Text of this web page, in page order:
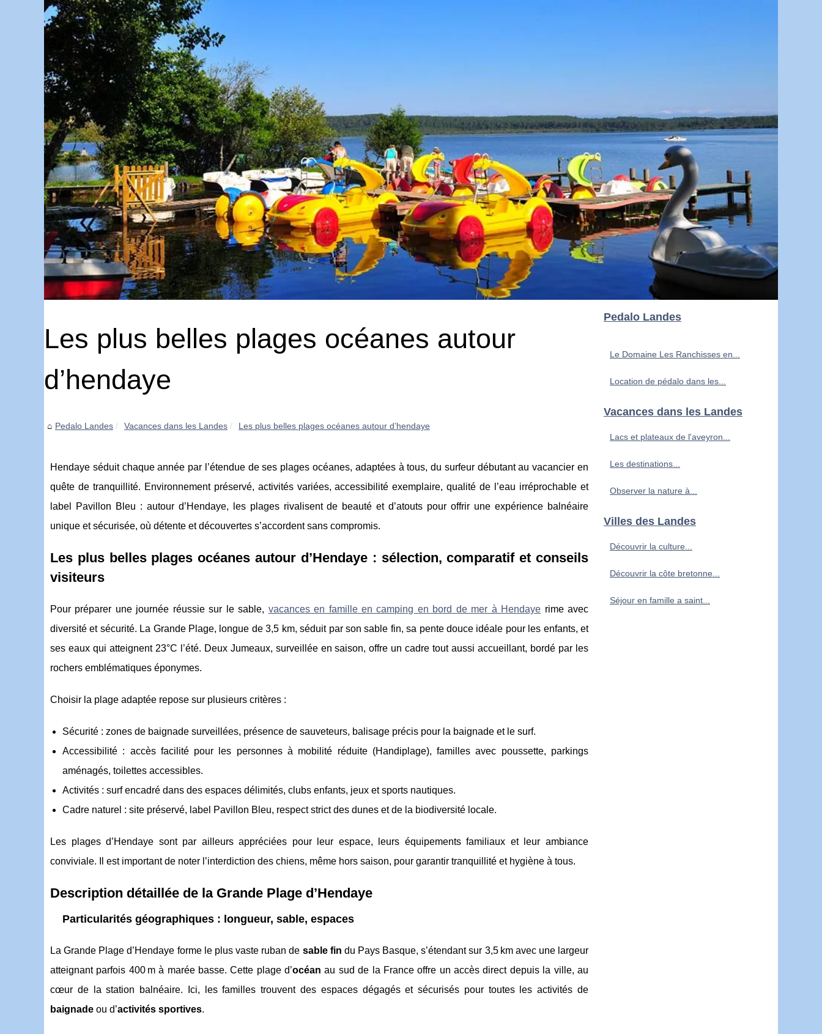
Les plus belles plages océanes autour
d’hendaye
Pedalo Landes Vacances dans les Landes Les plus belles plages océanes autour d’hendaye
Hendaye séduit chaque année par l’étendue de ses plages océanes, adaptées à tous, du surfeur débutant au vacancier en
quête de tranquillité. Environnement préservé, activités variées, accessibilité exemplaire, qualité de l’eau irréprochable et
label Pavillon Bleu : autour d’Hendaye, les plages rivalisent de beauté et d’atouts pour offrir une expérience balnéaire
unique et sécurisée, où détente et découvertes s’accordent sans compromis.
Les plus belles plages océanes autour d’Hendaye : sélection, comparatif et conseils
visiteurs
Pour préparer une journée réussie sur le sable, vacances en famille en camping en bord de mer à Hendaye rime avec
diversité et sécurité. La Grande Plage, longue de 3,5 km, séduit par son sable fin, sa pente douce idéale pour les enfants, et
ses eaux qui atteignent 23°C l’été. Deux Jumeaux, surveillée en saison, offre un cadre tout aussi accueillant, bordé par les
rochers emblématiques éponymes.
Choisir la plage adaptée repose sur plusieurs critères :
Sécurité : zones de baignade surveillées, présence de sauveteurs, balisage précis pour la baignade et le surf.
Accessibilité : accès facilité pour les personnes à mobilité réduite (Handiplage), familles avec poussette, parkings
aménagés, toilettes accessibles.
Activités : surf encadré dans des espaces délimités, clubs enfants, jeux et sports nautiques.
Cadre naturel : site préservé, label Pavillon Bleu, respect strict des dunes et de la biodiversité locale.
Les plages d’Hendaye sont par ailleurs appréciées pour leur espace, leurs équipements familiaux et leur ambiance
conviviale. Il est important de noter l’interdiction des chiens, même hors saison, pour garantir tranquillité et hygiène à tous.
Description détaillée de la Grande Plage d’Hendaye
Particularités géographiques : longueur, sable, espaces
La Grande Plage d’Hendaye forme le plus vaste ruban de sable fin du Pays Basque, s’étendant sur 3,5 km avec une largeur
atteignant parfois 400 m à marée basse. Cette plage d’océan au sud de la France offre un accès direct depuis la ville, au
cœur de la station balnéaire. Ici, les familles trouvent des espaces dégagés et sécurisés pour toutes les activités de
baignade ou d’activités sportives.
Pedalo Landes
Le Domaine Les Ranchisses en...
Location de pédalo dans les...
Vacances dans les Landes
Lacs et plateaux de l'aveyron...
Les destinations...
Observer la nature à...
Villes des Landes
Découvrir la culture...
Découvrir la côte bretonne...
Séjour en famille a saint...